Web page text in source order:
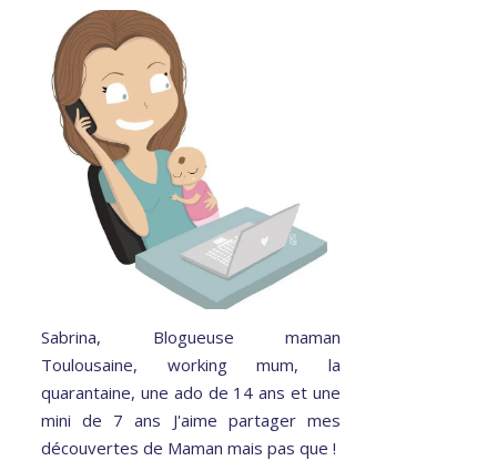
Sabrina, Blogueuse maman
Toulousaine, working mum, la
quarantaine, une ado de 14 ans et une
mini de 7 ans J'aime partager mes
découvertes de Maman mais pas que !